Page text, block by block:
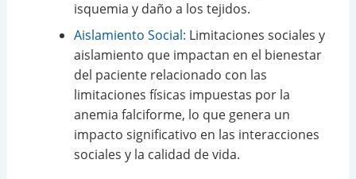
isquemia y daño a los tejidos.
Aislamiento Social: Limitaciones sociales y
aislamiento que impactan en el bienestar
del paciente relacionado con las
limitaciones físicas impuestas por la
anemia falciforme, lo que genera un
impacto significativo en las interacciones
sociales y la calidad de vida.